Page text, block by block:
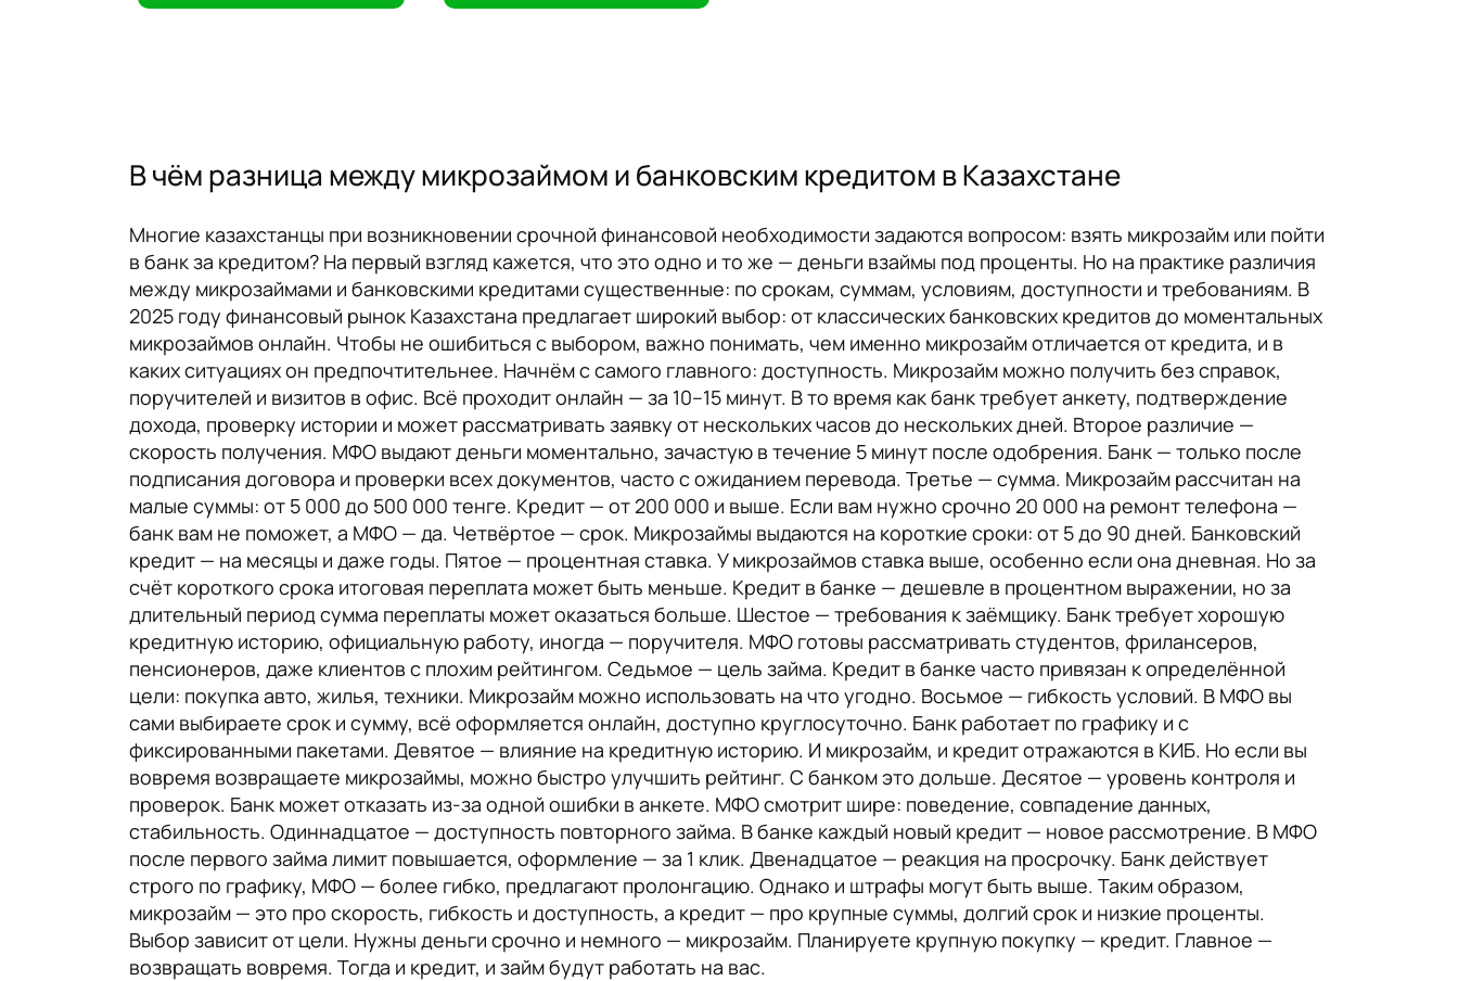
В чём разница между микрозаймом и банковским кредитом в Казахстане
Многие казахстанцы при возникновении срочной финансовой необходимости задаются вопросом: взять микрозайм или пойти
в банк за кредитом? На первый взгляд кажется, что это одно и то же — деньги взаймы под проценты. Но на практике различия
между микрозаймами и банковскими кредитами существенные: по срокам, суммам, условиям, доступности и требованиям. В
2025 году финансовый рынок Казахстана предлагает широкий выбор: от классических банковских кредитов до моментальных
микрозаймов онлайн. Чтобы не ошибиться с выбором, важно понимать, чем именно микрозайм отличается от кредита, и в
каких ситуациях он предпочтительнее. Начнём с самого главного: доступность. Микрозайм можно получить без справок,
поручителей и визитов в офис. Всё проходит онлайн — за 10–15 минут. В то время как банк требует анкету, подтверждение
дохода, проверку истории и может рассматривать заявку от нескольких часов до нескольких дней. Второе различие —
скорость получения. МФО выдают деньги моментально, зачастую в течение 5 минут после одобрения. Банк — только после
подписания договора и проверки всех документов, часто с ожиданием перевода. Третье — сумма. Микрозайм рассчитан на
малые суммы: от 5 000 до 500 000 тенге. Кредит — от 200 000 и выше. Если вам нужно срочно 20 000 на ремонт телефона —
банк вам не поможет, а МФО — да. Четвёртое — срок. Микрозаймы выдаются на короткие сроки: от 5 до 90 дней. Банковский
кредит — на месяцы и даже годы. Пятое — процентная ставка. У микрозаймов ставка выше, особенно если она дневная. Но за
счёт короткого срока итоговая переплата может быть меньше. Кредит в банке — дешевле в процентном выражении, но за
длительный период сумма переплаты может оказаться больше. Шестое — требования к заёмщику. Банк требует хорошую
кредитную историю, официальную работу, иногда — поручителя. МФО готовы рассматривать студентов, фрилансеров,
пенсионеров, даже клиентов с плохим рейтингом. Седьмое — цель займа. Кредит в банке часто привязан к определённой
цели: покупка авто, жилья, техники. Микрозайм можно использовать на что угодно. Восьмое — гибкость условий. В МФО вы
сами выбираете срок и сумму, всё оформляется онлайн, доступно круглосуточно. Банк работает по графику и с
фиксированными пакетами. Девятое — влияние на кредитную историю. И микрозайм, и кредит отражаются в КИБ. Но если вы
вовремя возвращаете микрозаймы, можно быстро улучшить рейтинг. С банком это дольше. Десятое — уровень контроля и
проверок. Банк может отказать из-за одной ошибки в анкете. МФО смотрит шире: поведение, совпадение данных,
стабильность. Одиннадцатое — доступность повторного займа. В банке каждый новый кредит — новое рассмотрение. В МФО
после первого займа лимит повышается, оформление — за 1 клик. Двенадцатое — реакция на просрочку. Банк действует
строго по графику, МФО — более гибко, предлагают пролонгацию. Однако и штрафы могут быть выше. Таким образом,
микрозайм — это про скорость, гибкость и доступность, а кредит — про крупные суммы, долгий срок и низкие проценты.
Выбор зависит от цели. Нужны деньги срочно и немного — микрозайм. Планируете крупную покупку — кредит. Главное —
возвращать вовремя. Тогда и кредит, и займ будут работать на вас.